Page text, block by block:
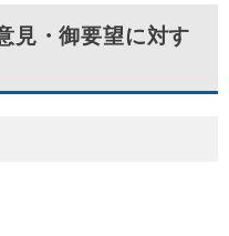
・御要望に対す